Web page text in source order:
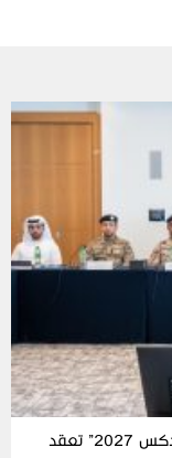
اللجنة العليا المنظمة لمعرضي “آيدكس ونافدكس 2027” تعقد